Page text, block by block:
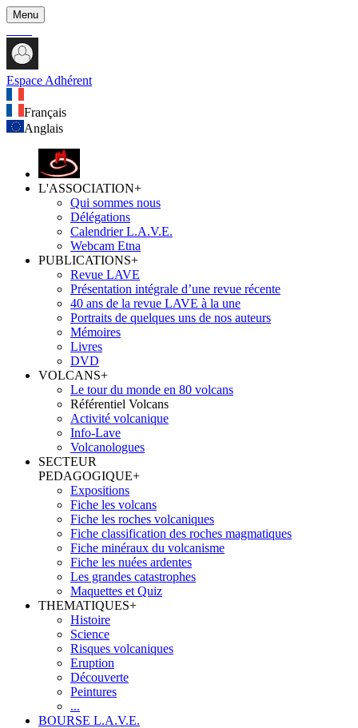
Menu
Espace Adhérent
Français
Anglais
L'ASSOCIATION+
Qui sommes nous
Délégations
Calendrier L.A.V.E.
Webcam Etna
PUBLICATIONS+
Revue LAVE
Présentation intégrale d’une revue récente
40 ans de la revue LAVE à la une
Portraits de quelques uns de nos auteurs
Mémoires
Livres
DVD
VOLCANS+
Le tour du monde en 80 volcans
Référentiel Volcans
Activité volcanique
Info-Lave
Volcanologues
SECTEUR
PEDAGOGIQUE+
Expositions
Fiche les volcans
Fiche les roches volcaniques
Fiche classification des roches magmatiques
Fiche minéraux du volcanisme
Fiche les nuées ardentes
Les grandes catastrophes
Maquettes et Quiz
THEMATIQUES+
Histoire
Science
Risques volcaniques
Eruption
Découverte
Peintures
...
BOURSE L.A.V.E.